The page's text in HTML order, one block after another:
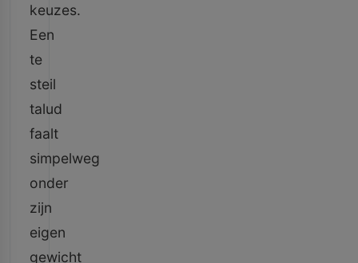
keuzes.
Een
te
steil
talud
faalt
simpelweg
onder
zijn
eigen
gewicht